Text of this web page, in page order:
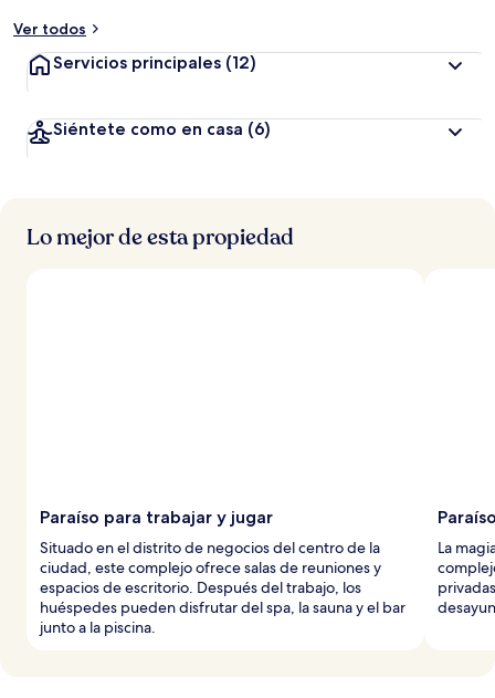
Ver todos
Servicios principales (12)
Siéntete como en casa (6)
Lo mejor de esta propiedad
Paraíso para trabajar y jugar
Situado en el distrito de negocios del centro de la
ciudad, este complejo ofrece salas de reuniones y
espacios de escritorio. Después del trabajo, los
huéspedes pueden disfrutar del spa, la sauna y el bar
junto a la piscina.
La